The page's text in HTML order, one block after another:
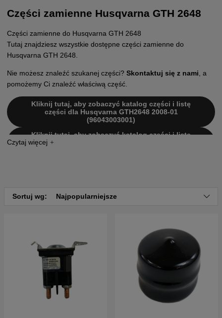
Części zamienne Husqvarna GTH 2648
Części zamienne do Husqvarna GTH 2648
Tutaj znajdziesz wszystkie dostępne części zamienne do
Husqvarna GTH 2648.
Nie możesz znaleźć szukanej części? Skontaktuj się z nami , a
pomożemy Ci znaleźć właściwą część.
Kliknij tutaj, aby zobaczyć katalog części i listę
części dla Husqvarna GTH2648 2008-01
(96043003001)
Kliknij tutaj, aby zobaczyć katalog części i listę
części dla Husqvarna GTH2648 2008-02
Sortuj wg:
Najpopularniejsze